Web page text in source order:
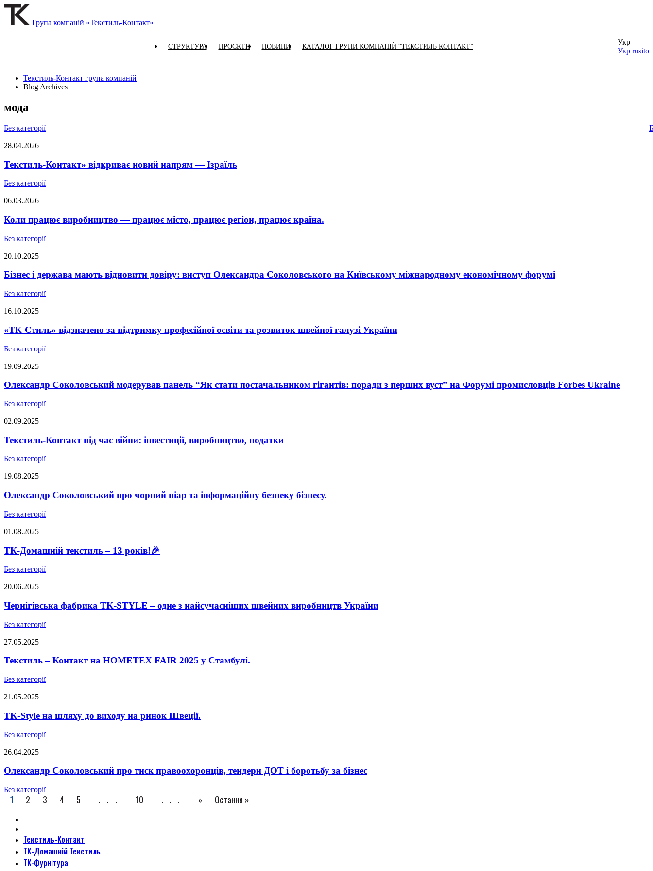
Група компаній «Текстиль-Контакт»
СТРУКТУРА ПРОЄКТИ НОВИНИ КАТАЛОГ ГРУПИ КОМПАНІЙ “ТЕКСТИЛЬ КОНТАКТ”
Укр
Укр rusito
Текстиль-Контакт група компаній
Blog Archives
мода
Без категорії
28.04.2026
Текстиль-Контакт» відкриває новий напрям — Ізраїль
Без категорії
06.03.2026
Коли працює виробництво — працює місто, працює регіон, працює країна.
Без категорії
20.10.2025
Бізнес і держава мають відновити довіру: виступ Олександра Соколовського на Київському міжнародному економічному форумі
Без категорії
16.10.2025
«ТК-Стиль» відзначено за підтримку професійної освіти та розвиток швейної галузі України
Без категорії
19.09.2025
Олександр Соколовський модерував панель “Як стати постачальником гігантів: поради з перших вуст” на Форумі промисловців Forbes Ukraine
Без категорії
02.09.2025
Текстиль-Контакт під час війни: інвестиції, виробництво, податки
Без категорії
19.08.2025
Олександр Соколовський про чорний піар та інформаційну безпеку бізнесу.
Без категорії
01.08.2025
ТК-Домашній текстиль – 13 років!🎉
Без категорії
20.06.2025
Чернігівська фабрика TK-STYLE – одне з найсучасніших швейних виробництв України
Без категорії
27.05.2025
Текстиль – Контакт на HOMETEX FAIR 2025 у Стамбулі.
Без категорії
21.05.2025
TK-Style на шляху до виходу на ринок Швеції.
Без категорії
26.04.2025
Олександр Соколовський про тиск правоохоронців, тендери ДОТ і боротьбу за бізнес
Без категорії
1 2 3 4 5 ... 10 ... » Остання »
Текстиль-Контакт
ТК-Домашній Текстиль
ТК-Фурнітура